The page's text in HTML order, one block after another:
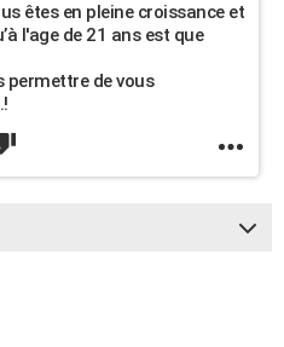
êtes en pleine croissance et
l'age de 21 ans est que
permettre de vous